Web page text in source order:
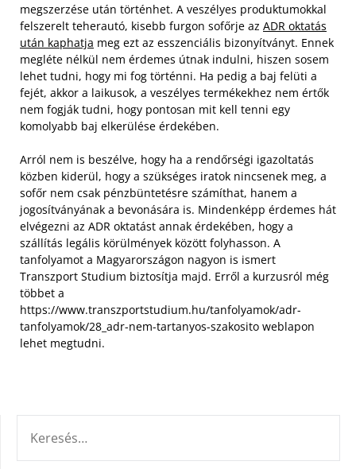
megszerzése után történhet. A veszélyes produktumokkal
felszerelt teherautó, kisebb furgon sofőrje az ADR oktatás
után kaphatja meg ezt az esszenciális bizonyítványt. Ennek
megléte nélkül nem érdemes útnak indulni, hiszen sosem
lehet tudni, hogy mi fog történni. Ha pedig a baj felüti a
fejét, akkor a laikusok, a veszélyes termékekhez nem értők
nem fogják tudni, hogy pontosan mit kell tenni egy
komolyabb baj elkerülése érdekében.
Arról nem is beszélve, hogy ha a rendőrségi igazoltatás
közben kiderül, hogy a szükséges iratok nincsenek meg, a
sofőr nem csak pénzbüntetésre számíthat, hanem a
jogosítványának a bevonására is. Mindenképp érdemes hát
elvégezni az ADR oktatást annak érdekében, hogy a
szállítás legális körülmények között folyhasson. A
tanfolyamot a Magyarországon nagyon is ismert
Transzport Studium biztosítja majd. Erről a kurzusról még
többet a
https://www.transzportstudium.hu/tanfolyamok/adr-
tanfolyamok/28_adr-nem-tartanyos-szakosito weblapon
lehet megtudni.